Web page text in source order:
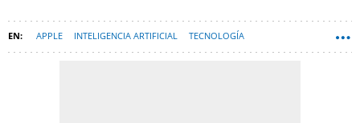
APPLE INTELIGENCIA ARTIFICIAL TECNOLOGÍA